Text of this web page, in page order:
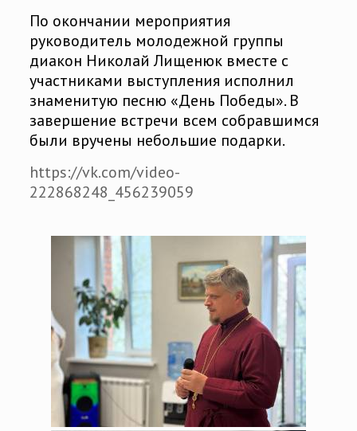
По окончании мероприятия
руководитель молодежной группы
диакон Николай Лищенюк вместе с
участниками выступления исполнил
знаменитую песню «День Победы». В
завершение встречи всем собравшимся
были вручены небольшие подарки.
https://vk.com/video-
222868248_456239059